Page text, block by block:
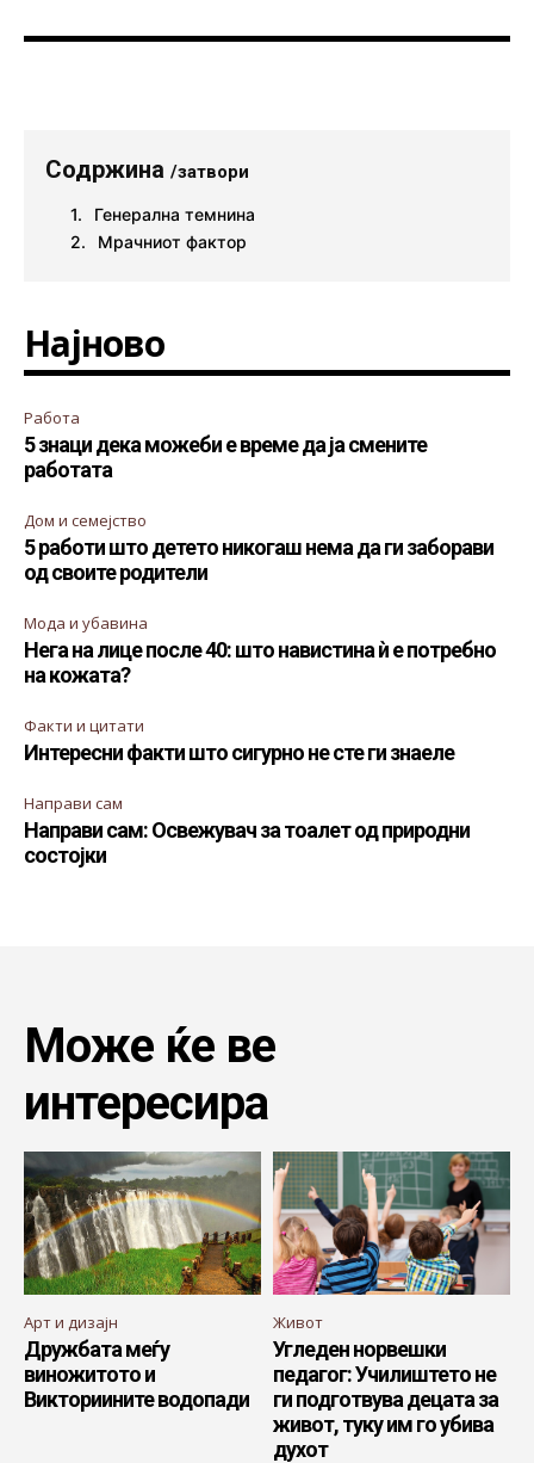
Содржина /затвори
Генерална темнина
Мрачниот фактор
Најново
Работа
5 знаци дека можеби е време да ја смените
работата
Дом и семејство
5 работи што детето никогаш нема да ги заборави
од своите родители
Мода и убавина
Нега на лице после 40: што навистина ѝ е потребно
на кожата?
Факти и цитати
Интересни факти што сигурно не сте ги знаеле
Направи сам
Направи сам: Освежувач за тоалет од природни
состојки
Може ќе ве
интересира
Арт и дизајн
Дружбата меѓу
виножитото и
Викториините водопади
Живот
Угледен норвешки
педагог: Училиштето не
ги подготвува децата за
живот, туку им го убива
духот